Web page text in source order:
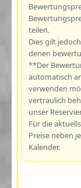
teilen.
Dies gilt
denen
**Der
automatisch
verwenden
vertraulich
unser
Für die
Preise neben
Kalender.